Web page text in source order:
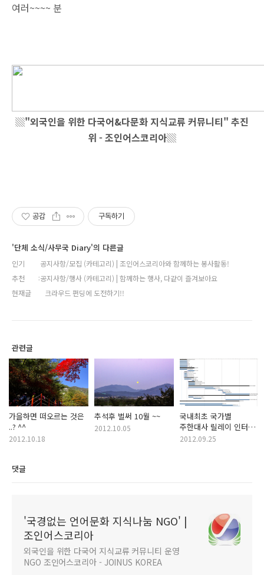
여러~~~~ 분
▒"외국인을 위한 다국어&다문화 지식교류 커뮤니티" 추진
위 - 조인어스코리아▒
공감 구독하기
'단체 소식/사무국 Diary'의 다른글
인기
공지사항/모집 (카테고리) | 조인어스코리아와 함께하는 봉사활동!
추천
공지사항/행사 (카테고리) | 함께하는 행사, 다같이 즐겨보아요
현재글
크라우드 펀딩에 도전하기!!
관련글
가을하면 떠오르는 것은
..? ^^
2012.10.18
추석후 벌써 10월 ~~
2012.10.05
국내최초 국가별
주한대사 릴레이 인터뷰
행사 진행과정
2012.09.25
댓글
'국경없는 언어문화 지식나눔 NGO' |
조인어스코리아
외국인을 위한 다국어 지식교류 커뮤니티 운영
NGO 조인어스코리아 - JOINUS KOREA